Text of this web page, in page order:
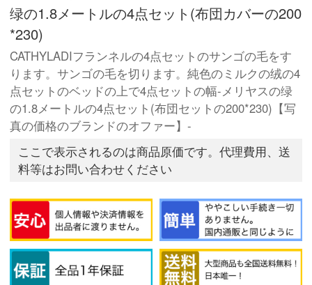
绿の1.8メートルの4点セット(布団カバーの200
*230)
CATHYLADIフランネルの4点セットのサンゴの毛をす
ります。サンゴの毛を切ります。純色のミルクの绒の4
点セットのベッドの上で4点セットの幅-メリヤスの绿
の1.8メートルの4点セット(布団セットの200*230)【写
真の価格のブランドのオファー】-
ここで表示されるのは商品原価です。代理費用、送
料等はお問い合わせください